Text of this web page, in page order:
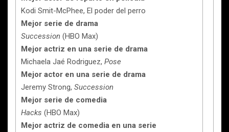
Kodi Smit-McPhee, El poder del perro
Mejor serie de drama
Succession (HBO Max)
Mejor actriz en una serie de drama
Michaela Jaé Rodriguez, Pose
Mejor actor en una serie de drama
Jeremy Strong, Succession
Mejor serie de comedia
Hacks (HBO Max)
Mejor actriz de comedia en una serie